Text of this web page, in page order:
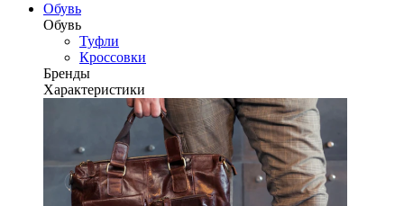
Обувь
Обувь
Туфли
Кроссовки
Бренды
Характеристики